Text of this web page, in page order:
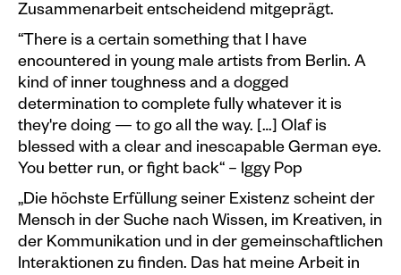
Zusammenarbeit entscheidend mitgeprägt.
“There is a certain something that I have
encountered in young male artists from Berlin. A
kind of inner toughness and a dogged
determination to complete fully whatever it is
they're doing — to go all the way. […] Olaf is
blessed with a clear and inescapable German eye.
You better run, or fight back“ – Iggy Pop
„Die höchste Erfüllung seiner Existenz scheint der
Mensch in der Suche nach Wissen, im Kreativen, in
der Kommunikation und in der gemeinschaftlichen
Interaktionen zu finden. Das hat meine Arbeit in